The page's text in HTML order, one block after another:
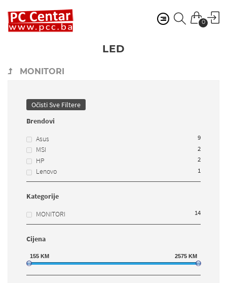
0
LED
MONITORI
Očisti Sve Filtere
Brendovi
Asus
9
MSI 2
HP 2
Lenovo 1
Kategorije
MONITORI
14
Cijena
155 KM 2575 KM